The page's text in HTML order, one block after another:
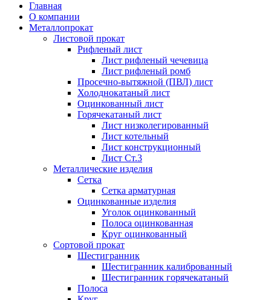
Главная
О компании
Металлопрокат
Листовой прокат
Рифленый лист
Лист рифленый чечевица
Лист рифленый ромб
Просечно-вытяжной (ПВЛ) лист
Холоднокатаный лист
Оцинкованный лист
Горячекатаный лист
Лист низколегированный
Лист котельный
Лист конструкционный
Лист Ст.3
Металлические изделия
Сетка
Сетка арматурная
Оцинкованные изделия
Уголок оцинкованный
Полоса оцинкованная
Круг оцинкованный
Сортовой прокат
Шестигранник
Шестигранник калиброванный
Шестигранник горячекатаный
Полоса